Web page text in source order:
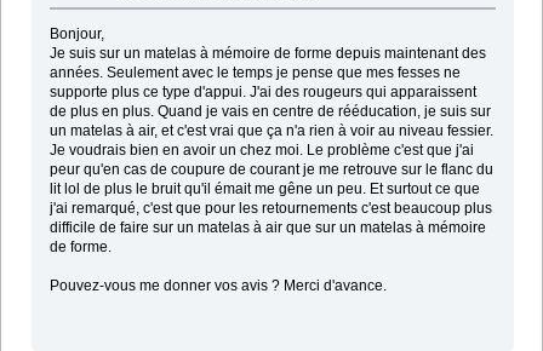
Bonjour,
Je suis sur un matelas à mémoire de forme depuis maintenant des
années. Seulement avec le temps je pense que mes fesses ne
supporte plus ce type d'appui. J'ai des rougeurs qui apparaissent
de plus en plus. Quand je vais en centre de rééducation, je suis sur
un matelas à air, et c'est vrai que ça n'a rien à voir au niveau fessier.
Je voudrais bien en avoir un chez moi. Le problème c'est que j'ai
peur qu'en cas de coupure de courant je me retrouve sur le flanc du
lit lol de plus le bruit qu'il émait me gêne un peu. Et surtout ce que
j'ai remarqué, c'est que pour les retournements c'est beaucoup plus
difficile de faire sur un matelas à air que sur un matelas à mémoire
de forme.
Pouvez-vous me donner vos avis ? Merci d'avance.